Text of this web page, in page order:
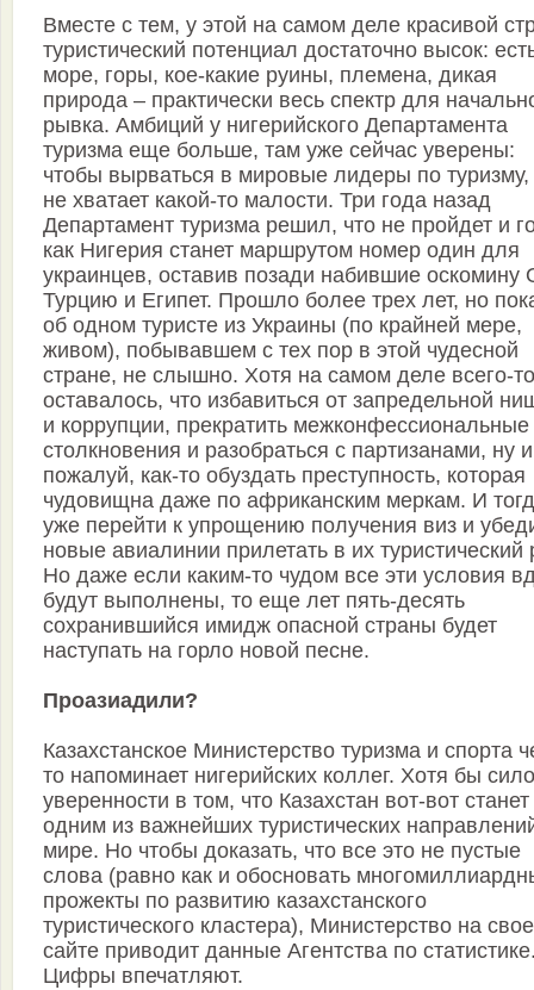
Вместе с тем, у этой на самом деле красивой
туристический потенциал достаточно высок:
море, горы, кое-какие руины, племена, дикая
природа – практически весь спектр для
рывка. Амбиций у нигерийского Департамента
туризма еще больше, там уже сейчас уверены:
чтобы вырваться в мировые лидеры по
не хватает какой-то малости. Три года назад
Департамент туризма решил, что не пройдет и
как Нигерия станет маршрутом номер один для
украинцев, оставив позади набившие
Турцию и Египет. Прошло более трех лет, но
об одном туристе из Украины (по крайней мере,
живом), побывавшем с тех пор в этой чудесной
стране, не слышно. Хотя на самом деле всего-
оставалось, что избавиться от запредельной
и коррупции, прекратить межконфессиональные
столкновения и разобраться с партизанами, ну
пожалуй, как-то обуздать преступность, которая
чудовищна даже по африканским меркам. И
уже перейти к упрощению получения виз и
новые авиалинии прилетать в их туристический
Но даже если каким-то чудом все эти условия
будут выполнены, то еще лет пять-десять
сохранившийся имидж опасной страны будет
наступать на горло новой песне.
Проазиадили?
Казахстанское Министерство туризма и спорта
то напоминает нигерийских коллег. Хотя бы
уверенности в том, что Казахстан вот-вот станет
одним из важнейших туристических
мире. Но чтобы доказать, что все это не пустые
слова (равно как и обосновать
прожекты по развитию казахстанского
туристического кластера), Министерство на
сайте приводит данные Агентства по
Цифры впечатляют.